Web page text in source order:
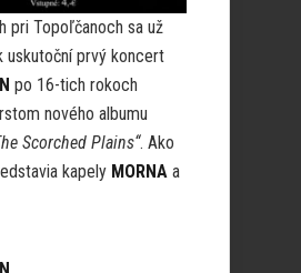
pri Topoľčanoch sa už
uskutoční prvý koncert
po 16-tich rokoch
nového albumu
Scorched Plains“. Ako
kapely MORNA a